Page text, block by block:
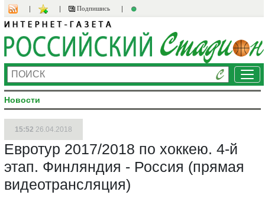
Подпишись
Новости
15:52 26.04.2018
Евротур 2017/2018 по хоккею. 4-й
этап. Финляндия - Россия (прямая
видеотрансляция)